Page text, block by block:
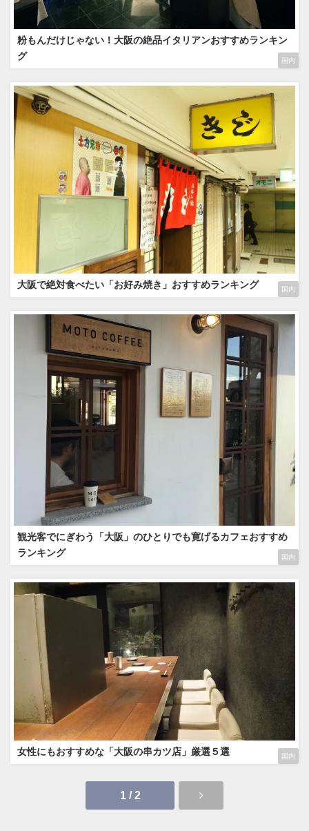
国内
粉もんだけじゃない！大阪の絶品イタリアンおすすめランキン
グ
国内
大阪で絶対食べたい「お好み焼き」おすすめランキング
国内
観光客でにぎわう「大阪」のひとりでも寛げるカフェおすすめ
ランキング
国内
女性にもおすすめな「大阪の串カツ店」厳選５選
1 / 2